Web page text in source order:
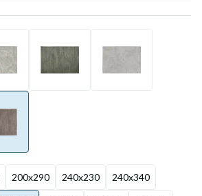
200x290 240x230 240x340